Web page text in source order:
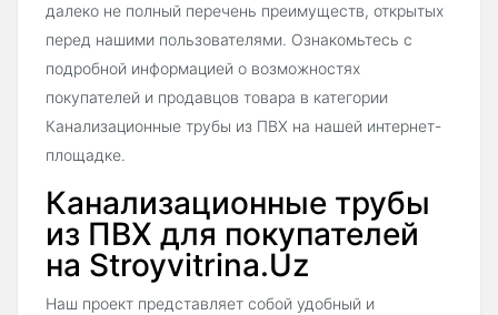
далеко не полный перечень преимуществ, открытых
перед нашими пользователями. Ознакомьтесь с
подробной информацией о возможностях
покупателей и продавцов товара в категории
Канализационные трубы из ПВХ на нашей интернет-
площадке.
Канализационные трубы
из ПВХ для покупателей
на Stroyvitrina.Uz
Наш проект представляет собой удобный и